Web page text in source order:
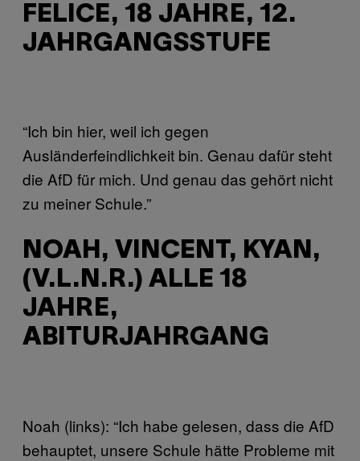
FELICE, 18 JAHRE, 12.
JAHRGANGSSTUFE
“Ich bin hier, weil ich gegen
Ausländerfeindlichkeit bin. Genau dafür steht
die AfD für mich. Und genau das gehört nicht
zu meiner Schule.”
NOAH, VINCENT, KYAN,
(V.L.N.R.) ALLE 18
JAHRE,
ABITURJAHRGANG
Noah (links): “Ich habe gelesen, dass die AfD
behauptet, unsere Schule hätte Probleme mit